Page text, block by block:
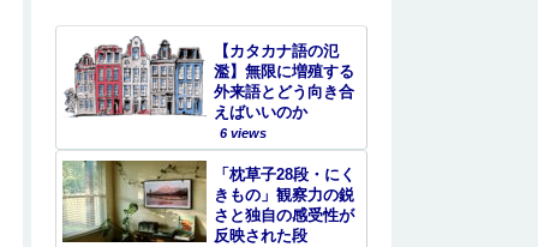
【カタカナ語の氾
濫】無限に増殖する
外来語とどう向き合
えばいいのか
6 views
「枕草子28段・にく
きもの」観察力の鋭
さと独自の感受性が
反映された段